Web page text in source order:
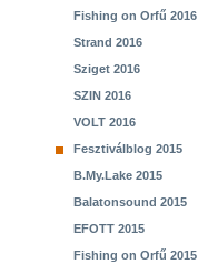
Fishing on Orfű 2016
Strand 2016
Sziget 2016
SZIN 2016
VOLT 2016
Fesztiválblog 2015
B.My.Lake 2015
Balatonsound 2015
EFOTT 2015
Fishing on Orfű 2015